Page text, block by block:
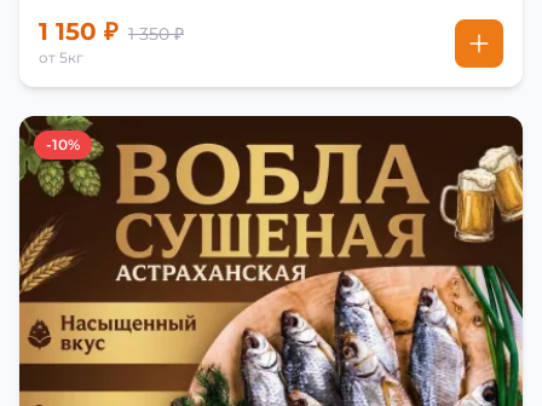
1 150 ₽ 1 350 ₽
от 5кг
-10%